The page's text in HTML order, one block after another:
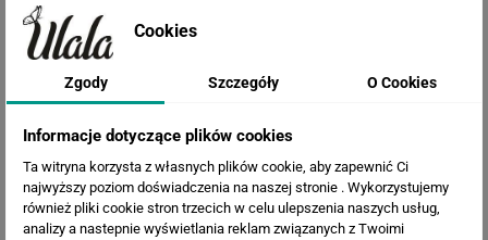
Cena przed rabatem:
582.90 zł
Rabat: 131.37 zł
Cena po rabacie:451.53 zł
Cookies
Zgody Szczegóły O Cookies
Informacje dotyczące plików cookies
Ta witryna korzysta z własnych plików cookie, aby zapewnić Ci
najwyższy poziom doświadczenia na naszej stronie . Wykorzystujemy
również pliki cookie stron trzecich w celu ulepszenia naszych usług,
analizy a nastepnie wyświetlania reklam związanych z Twoimi